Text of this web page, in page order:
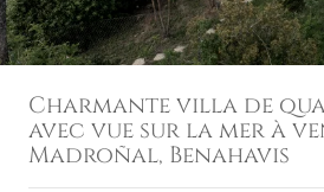
Charmante villa de
avec vue sur la mer à
Madroñal, Benahavis